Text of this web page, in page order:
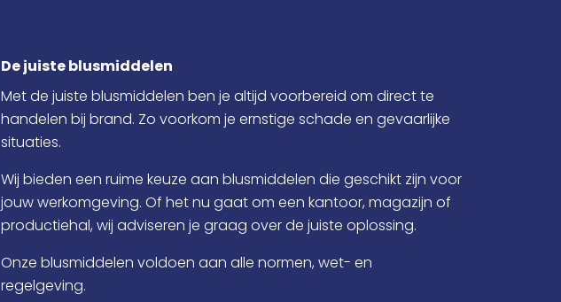
De juiste blusmiddelen
Met de juiste blusmiddelen ben je altijd voorbereid om direct te
handelen bij brand. Zo voorkom je ernstige schade en gevaarlijke
situaties.
Wij bieden een ruime keuze aan blusmiddelen die geschikt zijn voor
jouw werkomgeving. Of het nu gaat om een kantoor, magazijn of
productiehal, wij adviseren je graag over de juiste oplossing.
Onze blusmiddelen voldoen aan alle normen, wet- en
regelgeving.